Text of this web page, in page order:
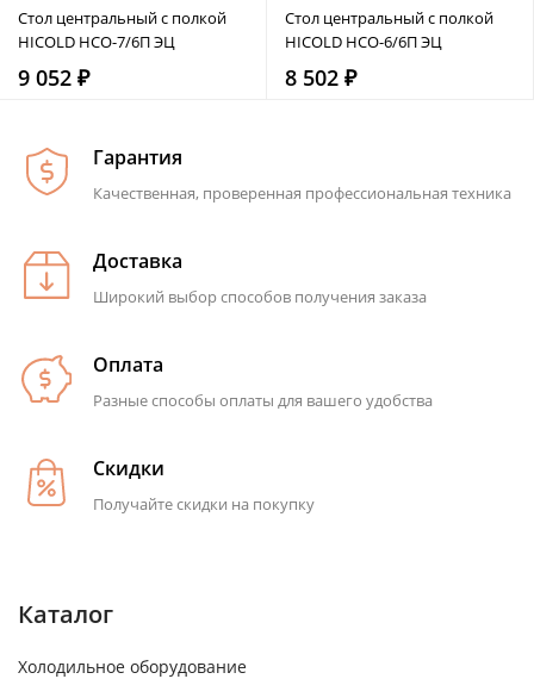
Стол центральный с полкой
HICOLD НСО-7/6П ЭЦ
9 052 ₽
Стол центральный с полкой
HICOLD НСО-6/6П ЭЦ
8 502 ₽
Гарантия
Качественная, проверенная профессиональная техника
Доставка
Широкий выбор способов получения заказа
Оплата
Разные способы оплаты для вашего удобства
Скидки
Получайте скидки на покупку
Каталог
Холодильное оборудование